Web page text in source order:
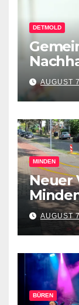
DETMOLD
AUGUST
MINDEN
Neuer
AUGUST
BÜREN